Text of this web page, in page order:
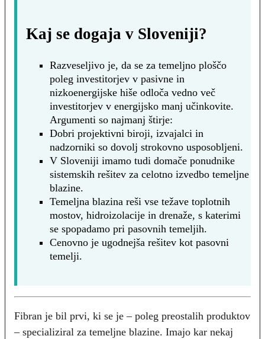
Kaj se dogaja v Sloveniji?
Razveseljivo je, da se za temeljno ploščo
poleg investitorjev v pasivne in
nizkoenergijske hiše odloča vedno več
investitorjev v energijsko manj učinkovite.
Argumenti so najmanj štirje:
Dobri projektivni biroji, izvajalci in
nadzorniki so dovolj strokovno usposobljeni.
V Sloveniji imamo tudi domače ponudnike
sistemskih rešitev za celotno izvedbo temeljne
blazine.
Temeljna blazina reši vse težave toplotnih
mostov, hidroizolacije in drenaže, s katerimi
se spopadamo pri pasovnih temeljih.
Cenovno je ugodnejša rešitev kot pasovni
temelji.
Fibran je bil prvi, ki se je – poleg preostalih produktov
– specializiral za temeljne blazine. Imajo kar nekaj